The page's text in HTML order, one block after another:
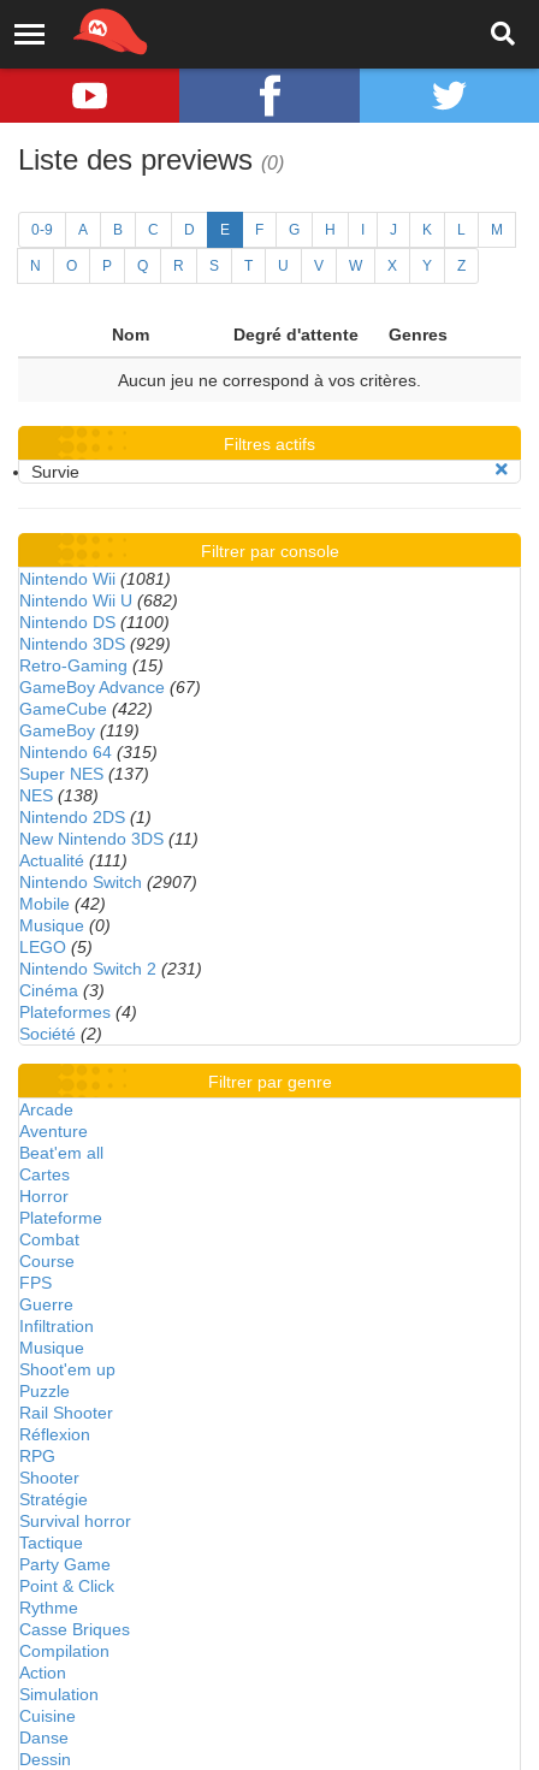
Liste des previews (0)
0-9 A B C D E F G H J K L M
N O P Q R S T U V W X Y Z
Nom Degré d'attente Genres
Aucun jeu ne correspond à vos critères.
Filtres actifs
Survie
Filtrer par console
Nintendo Wii (1081)
Nintendo Wii U (682)
Nintendo DS (1100)
Nintendo 3DS (929)
Retro-Gaming (15)
GameBoy Advance (67)
GameCube (422)
GameBoy (119)
Nintendo 64 (315)
Super NES (137)
NES (138)
Nintendo 2DS (1)
New Nintendo 3DS (11)
Actualité (111)
Nintendo Switch (2907)
Mobile (42)
Musique (0)
LEGO (5)
Nintendo Switch 2 (231)
Cinéma (3)
Plateformes (4)
Société (2)
Filtrer par genre
Arcade
Aventure
Beat'em all
Cartes
Horror
Plateforme
Combat
Course
FPS
Guerre
Infiltration
Musique
Shoot'em up
Puzzle
Rail Shooter
Réflexion
RPG
Shooter
Stratégie
Survival horror
Tactique
Party Game
Point & Click
Rythme
Casse Briques
Compilation
Action
Simulation
Cuisine
Danse
Dessin